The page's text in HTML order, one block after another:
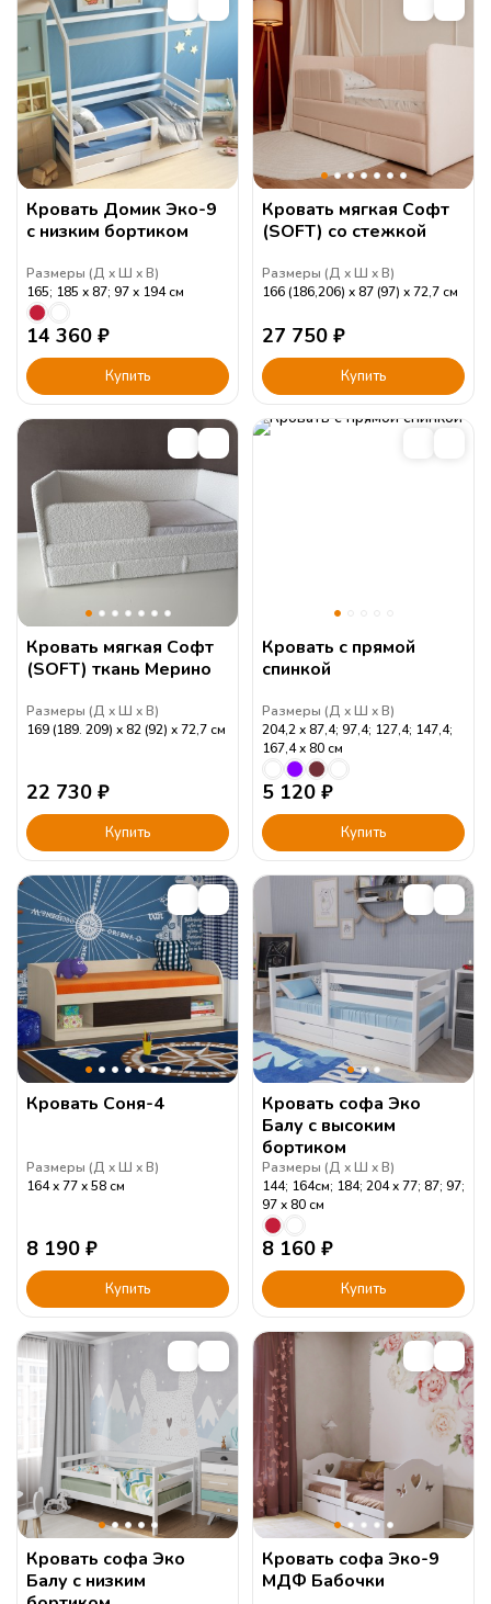
Кровать Домик Эко-9
с низким бортиком
Размеры (Д Ш В)
165; 185
87; 97 194 см
14 360 ₽
Купить
Кровать мягкая Софт
(SOFT) со стежкой
Размеры (Д Ш В)
166 (186,206)
87 (97) 72,7 см
27 750 ₽
Купить
Кровать мягкая Софт
(SOFT) ткань Мерино
Размеры (Д Ш В)
169 (189. 209)
82 (92) 72,7 см
22 730 ₽
Купить
Кровать с прямой
спинкой
Размеры (Д Ш В)
204,2
87,4; 97,4; 127,4; 147,4;
167,4
80 см
5 120 ₽
Купить
Кровать Соня-4
Размеры (Д Ш В)
164
77 58 см
8 190 ₽
Купить
Кровать софа Эко
Балу с высоким
бортиком
Размеры (Д Ш В)
144; 164см; 184; 204
77; 87; 97;
97
80 см
8 160 ₽
Купить
Кровать софа Эко
Балу с низким
Кровать софа Эко-9
МДФ Бабочки